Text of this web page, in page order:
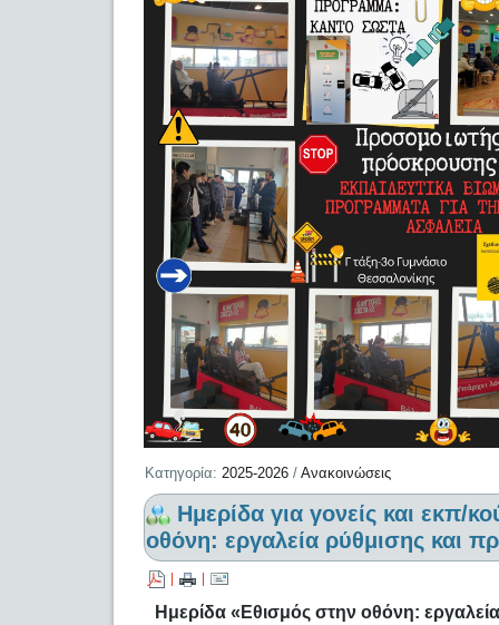
Κατηγορία: 2025-2026 /Ανακοινώσεις
Hμερίδα για γονείς και εκπ/
οθόνη: εργαλεία ρύθμισης και
Hμερίδα «Εθισμός στην οθόνη: